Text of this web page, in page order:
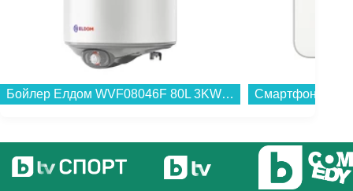
Бойлер Елдом WVF08046F 80L 3KW , 3 , 77 , C , Вертикален...